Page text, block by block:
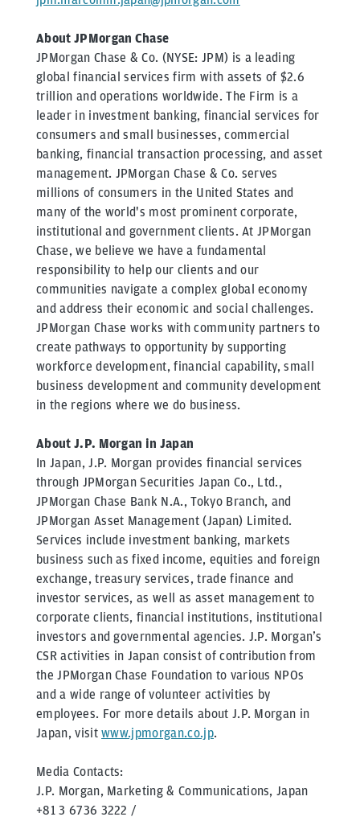
About JPMorgan Chase
JPMorgan Chase & Co. (NYSE: JPM) is a leading
global financial services firm with assets of $2.6
trillion and operations worldwide. The Firm is a
leader in investment banking, financial services for
consumers and small businesses, commercial
banking, financial transaction processing, and asset
management. JPMorgan Chase & Co. serves
millions of consumers in the United States and
many of the world's most prominent corporate,
institutional and government clients. At JPMorgan
Chase, we believe we have a fundamental
responsibility to help our clients and our
communities navigate a complex global economy
and address their economic and social challenges.
JPMorgan Chase works with community partners to
create pathways to opportunity by supporting
workforce development, financial capability, small
business development and community development
in the regions where we do business.
About J.P. Morgan in Japan
In Japan, J.P. Morgan provides financial services
through JPMorgan Securities Japan Co., Ltd.,
JPMorgan Chase Bank N.A., Tokyo Branch, and
JPMorgan Asset Management (Japan) Limited.
Services include investment banking, markets
business such as fixed income, equities and foreign
exchange, treasury services, trade finance and
investor services, as well as asset management to
corporate clients, financial institutions, institutional
investors and governmental agencies. J.P. Morgan’s
CSR activities in Japan consist of contribution from
the JPMorgan Chase Foundation to various NPOs
and a wide range of volunteer activities by
employees. For more details about J.P. Morgan in
Japan, visitwww.jpmorgan.co.jp.
Media Contacts:
J.P. Morgan, Marketing & Communications, Japan
+81 3 6736 3222 /